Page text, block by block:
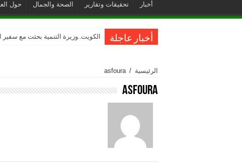
أخبار تحقيقات وتقارير الصحة والجمال حول
أخبار عاجلة الكويت..وزيرة التنمية بحثت مع سفير
الفونيو.. أرز الجوعى الأفريقي يغزو
الرئيسية /
asfoura
asfoura